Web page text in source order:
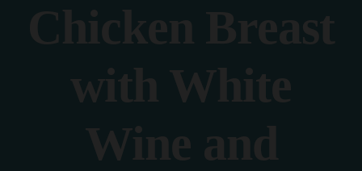
Chicken Breast
with White
Wine and